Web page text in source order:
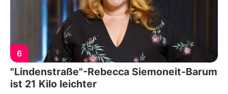
6
"Lindenstraße"-Rebecca Siemoneit-Barum
ist 21 Kilo leichter